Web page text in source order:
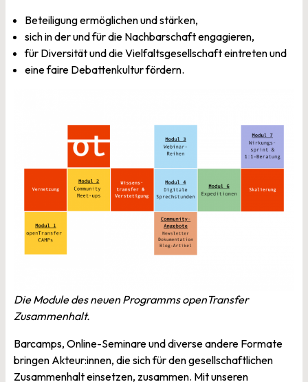
Beteiligung ermöglichen und stärken,
sich in der und für die Nachbarschaft engagieren,
für Diversität und die Vielfaltsgesellschaft eintreten und
eine faire Debattenkultur fördern.
Die Module des neuen Programms openTransfer
Zusammenhalt.
Barcamps, Online-Seminare und diverse andere Formate
bringen Akteur:innen, die sich für den gesellschaftlichen
Zusammenhalt einsetzen, zusammen. Mit unseren